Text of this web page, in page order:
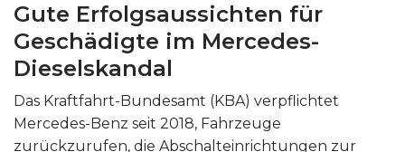
Gute Erfolgsaussichten für
Geschädigte im Mercedes-
Dieselskandal
Das Kraftfahrt-Bundesamt (KBA) verpflichtet
Mercedes-Benz seit 2018, Fahrzeuge
zurückzurufen, die Abschalteinrichtungen zur